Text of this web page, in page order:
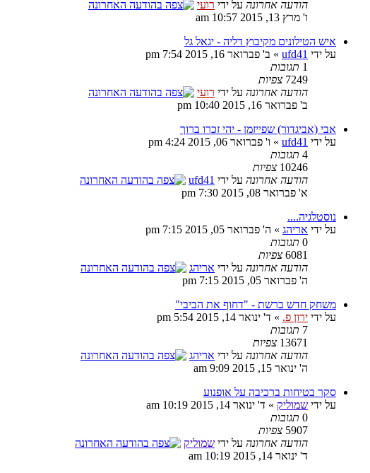
הודעה אחרונה על ידי רועי
ו' מרץ 13, 2015 10:57 am
איש הטילונים מקיבוץ דליה - יגאל גל
על ידי ufd41 » ב' פברואר 16, 2015 7:54 pm
1 תגובות
7249 צפיות
הודעה אחרונה על ידי רועי
ב' פברואר 16, 2015 10:40 pm
אבי (אביגדור) שפייזמן - יהי זכרו ברוך
על ידי ufd41 » ו' פברואר 06, 2015 4:24 pm
4 תגובות
10246 צפיות
הודעה אחרונה על ידי ufd41
א' פברואר 08, 2015 7:30 pm
נוסטלגיה....
על ידי אריהג » ה' פברואר 05, 2015 7:15 pm
0 תגובות
6081 צפיות
הודעה אחרונה על ידי אריהג
ה' פברואר 05, 2015 7:15 pm
משחק חדש ברשת - "דחוף את הביבי"
על ידי ירון פ. » ד' ינואר 14, 2015 5:54 pm
7 תגובות
13671 צפיות
הודעה אחרונה על ידי אריהג
ה' ינואר 15, 2015 9:09 am
סקר בטיחות ברכיבה על אופנוע
על ידי שמוליק » ד' ינואר 14, 2015 10:19 am
0 תגובות
5907 צפיות
הודעה אחרונה על ידי שמוליק
ד' ינואר 14, 2015 10:19 am